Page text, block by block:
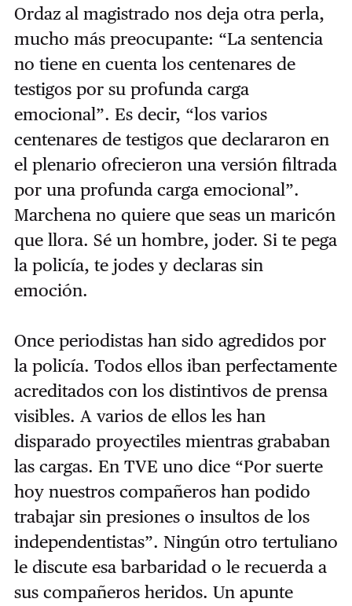
Ordaz al magistrado nos deja otra perla,
mucho más preocupante: “La sentencia
no tiene en cuenta los centenares de
testigos por su profunda carga
emocional”. Es decir, “los varios
centenares de testigos que declararon en
el plenario ofrecieron una versión filtrada
por una profunda carga emocional”.
Marchena no quiere que seas un maricón
que llora. Sé un hombre, joder. Si te pega
la policía, te jodes y declaras sin
emoción.
Once periodistas han sido agredidos por
la policía. Todos ellos iban perfectamente
acreditados con los distintivos de prensa
visibles. A varios de ellos les han
disparado proyectiles mientras grababan
las cargas. En TVE uno dice “Por suerte
hoy nuestros compañeros han podido
trabajar sin presiones o insultos de los
independentistas”. Ningún otro tertuliano
le discute esa barbaridad o le recuerda a
sus compañeros heridos. Un apunte